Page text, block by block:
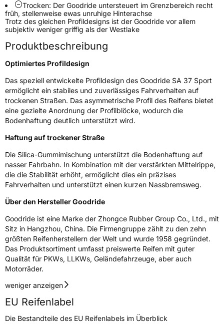
SchlauchtypTL
ZustandNeureifen
VerstärktXL
EU Label
EffizienzD
NasshaftungB
Rollgeräusch (Klasse)B
Rollgeräusch (dB)72
FahrzeugklasseC1
3PMSF / Schneeflockensymbol / Alpine-SymbolNein
EisgripNein
EPREL ID453828
Allgemeine Produktsicherheit (GPSR)
HerstellerkontaktZhongce Europe GmbH, Hollerithallee 17
30419 Hannover Nordrhein-Westfalen
Deutschland, leoliao@zc-rubber.com
Trocken: Der Goodride untersteuert im Grenzbereich recht
früh, stellenweise ewas unruhige Hinterachse
Trotz des gleichen Profildesigns ist der Goodride vor allem
subjektiv weniger griffig als der Westlake
Produktbeschreibung
Optimiertes Profildesign
Das speziell entwickelte Profildesign des Goodride SA 37 Sport
ermöglicht ein stabiles und zuverlässiges Fahrverhalten auf
trockenen Straßen. Das asymmetrische Profil des Reifens bietet
eine gezielte Anordnung der Profilblöcke, wodurch die
Bodenhaftung deutlich unterstützt wird.
Haftung auf trockener Straße
Die Silica-Gummimischung unterstützt die Bodenhaftung auf
nasser Fahrbahn. In Kombination mit der verstärkten Mittelrippe,
die die Stabilität erhöht, ermöglicht dies ein präzises
Fahrverhalten und unterstützt einen kurzen Nassbremsweg.
Über den Hersteller Goodride
Goodride ist eine Marke der Zhongce Rubber Group Co., Ltd., mit
Sitz in Hangzhou, China. Die Firmengruppe zählt zu den zehn
größten Reifenherstellern der Welt und wurde 1958 gegründet.
Das Produktsortiment umfasst preiswerte Reifen mit guter
Qualität für PKWs, LLKWs, Geländefahrzeuge, aber auch
Motorräder.
weniger anzeigen
EU Reifenlabel
Die Bestandteile des EU Reifenlabels im Überblick